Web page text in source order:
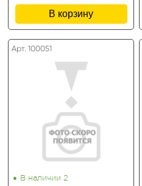
В корзину
Арт. 100051
• В наличии 2